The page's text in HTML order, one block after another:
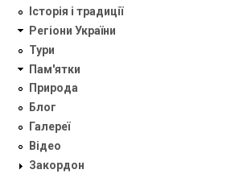
Історія і традиції
Регіони України
Тури
Пам'ятки
Природа
Блог
Галереї
Відео
Закордон